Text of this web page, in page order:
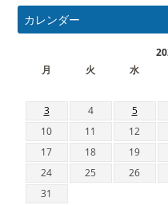
カレンダー
月
火 水
3
4 5
10
11 12
17
18 19
24
25 26
31